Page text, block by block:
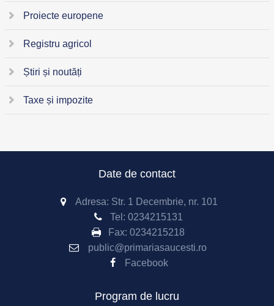
Proiecte europene
Registru agricol
Știri și noutăți
Taxe și impozite
Date de contact
Adresa: Str. 1 Decembrie, nr. 101
Tel: 0234215131
Fax: 0234215218
public@primariasaucesti.ro
Facebook
Program de lucru